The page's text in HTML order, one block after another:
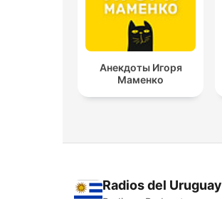
Анекдоты Игоря
Маменко
Radios del Uruguay